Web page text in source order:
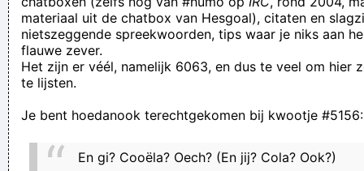
Een stopwoord, zeg maar
Wilt u ontbijt op bed? Ga in de keuken slapen.
Als een speler van de tegenpartij gekwetst is, ga je daar als
materiaal uit de chatbox van Hesgoal), citaten en
nietszeggende spreekwoorden, tips waar je niks aan
flauwe zever.
Het zijn er véél, namelijk 6063, en dus te veel om hier
te lijsten.
Je bent hoedanook terechtgekomen bij kwootje #5156:
En gi? Cooëla? Oech? (En jij? Cola? Ook?)